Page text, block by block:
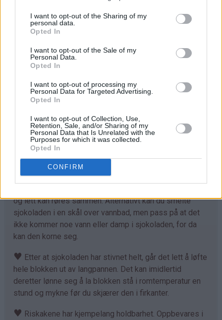
I want to opt-out of the Sharing of my
personal data.
Opted In
I want to opt-out of the Sale of my
Personal Data.
Opted In
I want to opt-out of processing my
Personal Data for Targeted Advertising.
Opted In
I want to opt-out of Collection, Use,
Retention, Sale, and/or Sharing of my
Personal Data that Is Unrelated with the
Purposes for which it was collected.
Opted In
CONFIRM
smeltede melkesjokoladen i bollen og rør godt sammen
slik at sjokoladen fordeler seg jevnt.
20 x 30 cm). Jevn til overflaten. Sett formen i
kjøleskapet i minst 3 timer, slik at sjokoladen stivner
Løft hele blokken ut av langpannen ved å ta tak i
Tips
Melkesjokoladen smeltes enkelt i plastbolle som du
har i mikrobølgeovnen. Kjør 1 minutt, rør, og så 1 minutt
og lett kan røres sammen. Alternativt kan du smelte
sjokoladen i en skål over vannbad, men pass på at det
ikke kommer noe vann eller damp i sjokoladen, for da
kan den korne seg.
♥ Etter at sjokoladen har stivnet helt, går det lett å løfte
hele blokken ut av langpannen. Det kan imidlertid
deretter lønne seg å la blokken stå i romtemperatur en
stund og mykne før du skjærer den i firkanter.
♥ Riskakene har kjempelang holdbarhet. Oppbevares i